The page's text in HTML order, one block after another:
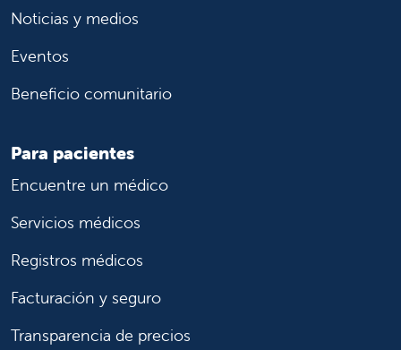
Noticias y medios
Eventos
Beneficio comunitario
Para pacientes
Encuentre un médico
Servicios médicos
Registros médicos
Facturación y seguro
Transparencia de precios